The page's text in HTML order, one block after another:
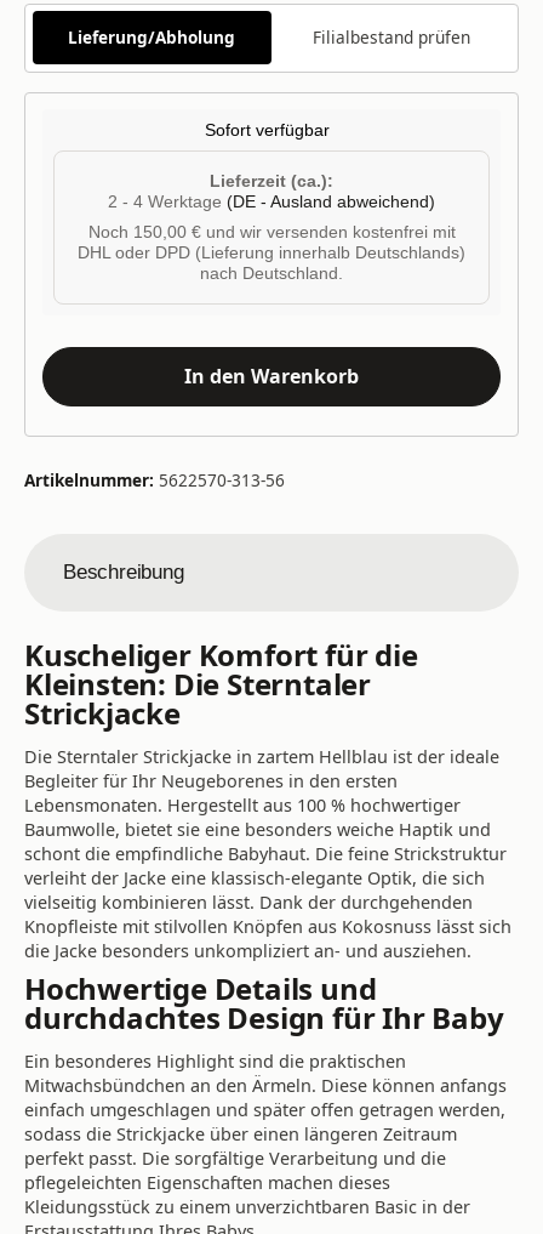
Lieferung/Abholung Filialbestand prüfen
Sofort verfügbar
Lieferzeit (ca.):
2 - 4 Werktage (DE - Ausland abweichend)
Noch 150,00 € und wir versenden kostenfrei mit
DHL oder DPD (Lieferung innerhalb Deutschlands)
nach Deutschland.
In den Warenkorb
Artikelnummer: 5622570-313-56
Beschreibung
Kuscheliger Komfort für die
Kleinsten: Die Sterntaler
Strickjacke
Die Sterntaler Strickjacke in zartem Hellblau ist der ideale
Begleiter für Ihr Neugeborenes in den ersten
Lebensmonaten. Hergestellt aus 100 % hochwertiger
Baumwolle, bietet sie eine besonders weiche Haptik und
schont die empfindliche Babyhaut. Die feine Strickstruktur
verleiht der Jacke eine klassisch-elegante Optik, die sich
vielseitig kombinieren lässt. Dank der durchgehenden
Knopfleiste mit stilvollen Knöpfen aus Kokosnuss lässt sich
die Jacke besonders unkompliziert an- und ausziehen.
Hochwertige Details und
durchdachtes Design für Ihr Baby
Ein besonderes Highlight sind die praktischen
Mitwachsbündchen an den Ärmeln. Diese können anfangs
einfach umgeschlagen und später offen getragen werden,
sodass die Strickjacke über einen längeren Zeitraum
perfekt passt. Die sorgfältige Verarbeitung und die
pflegeleichten Eigenschaften machen dieses
Kleidungsstück zu einem unverzichtbaren Basic in der